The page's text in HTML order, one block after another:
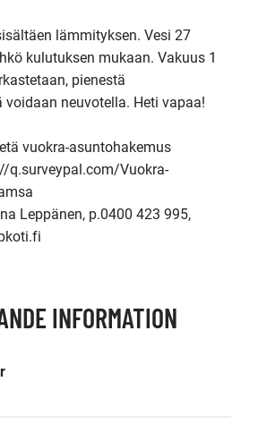
lämmityksen. Vesi 27
kulutuksen mukaan. Vakuus 1
pienestä
neuvotella. Heti vapaa!
vuokra-asuntohakemus
q.surveypal.com/Vuokra-
Leppänen, p.0400 423 995,
INFORMATION